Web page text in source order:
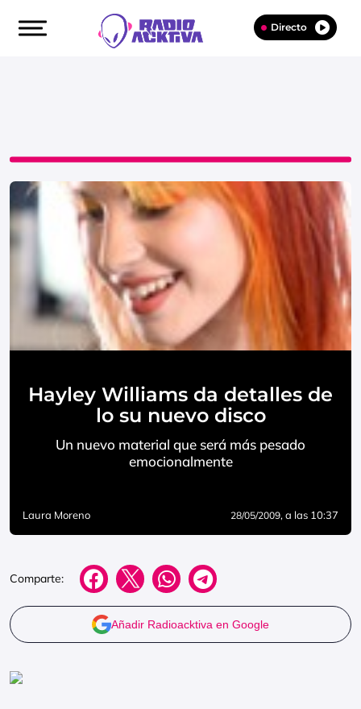
Directo
Hayley Williams da detalles de
lo su nuevo disco
Un nuevo material que será más pesado
emocionalmente
Laura Moreno 28/05/2009, a las 10:37
Comparte:
Añadir Radioacktiva en Google